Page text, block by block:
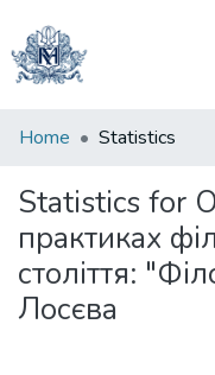
Communities
Collections
All of DSpace
Home Statistics
Statistics for
практиках
століття:
Лосєва